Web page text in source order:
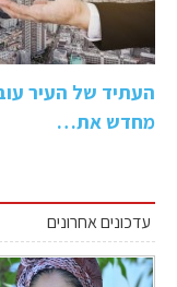
העתיד של העיר
מחדש את…
עדכונים אחרונים